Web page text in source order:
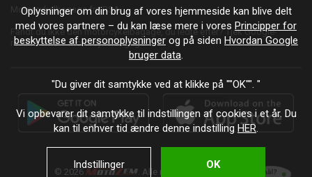
Motorcykelbagage fra RSA.
Fandt du ikke den motorcykelbagage, du ledte efter? Tjek Google-
resultaterne – motorcykelbagage.
© 2026 . Alle rettigheder forbeholdes.
Oplysninger om din brug af vores hjemmeside kan blive delt
med vores partnere – du kan læse mere i vores Principper for
beskyttelse af personoplysninger og på siden Hvordan Google
bruger data.
"Du giver dit samtykke ved at klikke på ""OK"". "
Vi opbevarer dit samtykke til indstillingen af cookies i et år. Du
kan til enhver tid ændre denne indstilling HER.
Indstillinger OK